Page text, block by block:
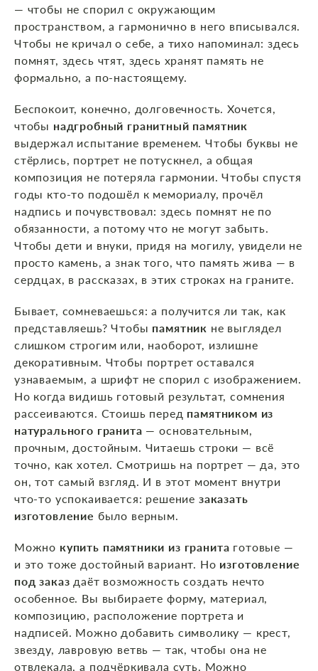
— чтобы не спорил с окружающим
пространством, а гармонично в него вписывался.
Чтобы не кричал о себе, а тихо напоминал: здесь
помнят, здесь чтят, здесь хранят память не
формально, а по‑настоящему.
Беспокоит, конечно, долговечность. Хочется,
чтобы надгробный гранитный памятник
выдержал испытание временем. Чтобы буквы не
стёрлись, портрет не потускнел, а общая
композиция не потеряла гармонии. Чтобы спустя
годы кто‑то подошёл к мемориалу, прочёл
надпись и почувствовал: здесь помнят не по
обязанности, а потому что не могут забыть.
Чтобы дети и внуки, придя на могилу, увидели не
просто камень, а знак того, что память жива — в
сердцах, в рассказах, в этих строках на граните.
Бывает, сомневаешься: а получится ли так, как
представляешь? Чтобы памятник не выглядел
слишком строгим или, наоборот, излишне
декоративным. Чтобы портрет оставался
узнаваемым, а шрифт не спорил с изображением.
Но когда видишь готовый результат, сомнения
рассеиваются. Стоишь перед памятником из
натурального гранита — основательным,
прочным, достойным. Читаешь строки — всё
точно, как хотел. Смотришь на портрет — да, это
он, тот самый взгляд. И в этот момент внутри
что‑то успокаивается: решение заказать
изготовление было верным.
Можно купить памятники из гранита готовые —
и это тоже достойный вариант. Но изготовление
под заказ даёт возможность создать нечто
особенное. Вы выбираете форму, материал,
композицию, расположение портрета и
надписей. Можно добавить символику — крест,
звезду, лавровую ветвь — так, чтобы она не
отвлекала, а подчёркивала суть. Можно